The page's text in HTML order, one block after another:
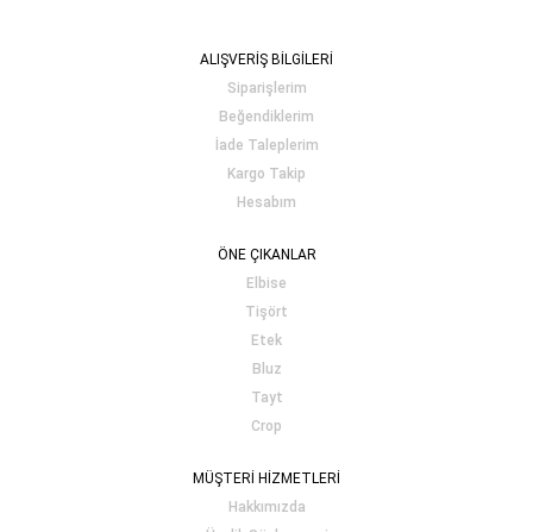
ALIŞVERİŞ BİLGİLERİ
Siparişlerim
Beğendiklerim
İade Taleplerim
Kargo Takip
Hesabım
ÖNE ÇIKANLAR
Elbise
Tişört
Etek
Bluz
Tayt
Crop
MÜŞTERİ HİZMETLERİ
Hakkımızda